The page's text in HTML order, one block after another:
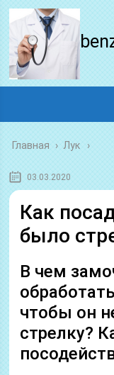
Главная › Лук
03.03.2020
Как
было
В чем
чтобы он
стрелку?